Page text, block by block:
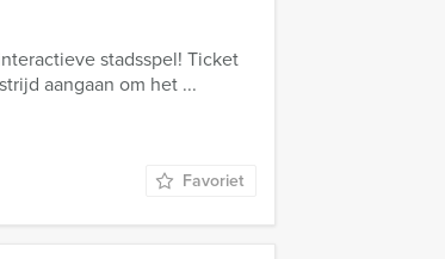
stadsspel! Ticket
aangaan om het ...
Favoriet